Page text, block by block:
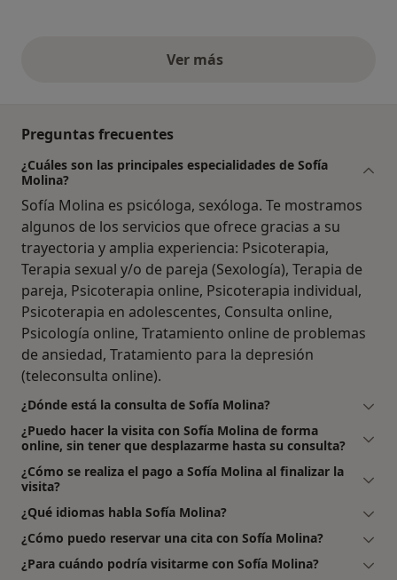
Ver másopiniones anteriores
Preguntas frecuentes
¿Cuáles son las principales especialidades de Sofía
Molina?
Sofía Molina es psicóloga, sexóloga. Te mostramos
algunos de los servicios que ofrece gracias a su
trayectoria y amplia experiencia: Psicoterapia,
Terapia sexual y/o de pareja (Sexología), Terapia de
pareja, Psicoterapia online, Psicoterapia individual,
Psicoterapia en adolescentes, Consulta online,
Psicología online, Tratamiento online de problemas
de ansiedad, Tratamiento para la depresión
(teleconsulta online).
¿Dónde está la consulta de Sofía Molina?
¿Puedo hacer la visita con Sofía Molina de forma
online, sin tener que desplazarme hasta su consulta?
¿Cómo se realiza el pago a Sofía Molina al finalizar la
visita?
¿Qué idiomas habla Sofía Molina?
¿Cómo puedo reservar una cita con Sofía Molina?
¿Para cuándo podría visitarme con Sofía Molina?